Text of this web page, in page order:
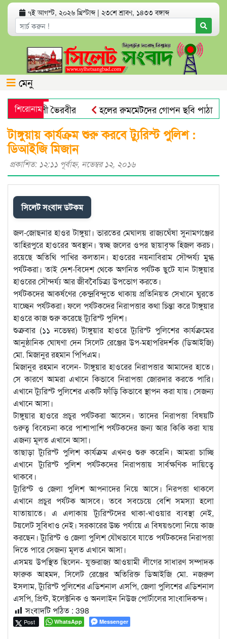
৭ই আগস্ট, ২০২৬ খ্রিস্টাব্দ | ২৩শে শ্রাবণ, ১৪৩৩ বঙ্গাব্দ
মেনু
শিরোনাম
পেহেলী ভৈরবীর
হলের রুমমেটদের গোপন ছবি পাঠাতেন
রেলযাত্রা
দেশের বাজারে বাড়ল স্বর্ণের দাম
টাঙ্গুয়ায় কার্যক্রম শুরু করবে ট্যুরিস্ট পুলিশ :
ডিআইজি মিজান
প্রকাশিত: ১২:১১ পূর্বাহ্ণ, নভেম্বর ১২, ২০১৬
সিলেট সংবাদ ডটকম
জল-জোছনার হাওর টাঙ্গুয়া। ভারতের মেঘালয় রাজ্যঘেঁষা সুনামগঞ্জের
তাহিরপুরে হাওরের অবস্থান। স্বচ্ছ জলের ওপর ছায়াবৃক্ষ হিজল করচ।
রয়েছে অতিথি পাখির কলতান। হাওরের নয়নাবিরাম সৌন্দর্য্য মুগ্ধ
পর্যটকরা। তাই দেশ-বিদেশ থেকে অগনিত পর্যটক ছুটে যান টাঙ্গুয়ার
হাওরের সৌন্দর্য্য আর জীববৈচিত্র্য উপভোগ করতে।
পর্যটকদের আকর্ষণের কেন্দ্রবিন্দুতে থাকায় প্রতিনিয়ত সেখানে ঘুরতে
যাচ্ছেন পর্যটকরা। ফলে পর্যটকদের নিরাপত্তার কথা চিন্তা করে টাঙ্গুয়ার
হাওরে কাজ শুরু করেছে ট্যুরিস্ট পুলিশ।
শুক্রবার (১১ নভেম্বর) টাঙ্গুয়ার হাওরে ট্যুরিস্ট পুলিশের কার্যক্রমের
আনুষ্ঠানিক ঘোষণা দেন সিলেট রেঞ্জের উপ-মহাপরিদর্শক (ডিআইজি)
মো. মিজানুর রহমান পিপিএম।
মিজানুর রহমান বলেন- টাঙ্গুয়ার হাওরের নিরাপত্তার আমাদের হাতে।
সে কারণে আমরা এখানে কিভাবে নিরাপত্তা জোরদার করতে পারি।
এখানে ট্যুরিস্ট পুলিশের একটি ফাঁড়ি কিভাবে স্থাপন করা যায়। সেজন্য
এখানে আসা।
টাঙ্গুয়ার হাওরে প্রচুর পর্যটকরা আসেন। তাদের নিরাপত্তা বিষয়টি
গুরুত্ব বিবেচনা করে পাশাপাশি পর্যটকদের জন্য আর কিকি করা যায়
এজন্য মূলত এখানে আসা।
তাছাড়া ট্যুরিস্ট পুলিশ কার্যক্রম এখনও শুরু করেনি। আমরা চাচ্ছি
এখানে ট্যুরিস্ট পুলিশ পর্যটকদের নিরাপত্তায় সার্বক্ষণিক দায়িত্বে
থাকবে।
ট্যুরিস্ট ও জেলা পুলিশ আপনাদের নিয়ে আসে। নিরপত্তা থাকলে
এখানে প্রচুর পর্যটক আসবে। তবে সবচেয়ে বেশি সমস্যা হলো
যাতায়াতে। এ এলাকায় ট্যুরিস্টদের থাকা-খাওয়ার ব্যবস্থা নেই,
টয়লেট সুবিধাও নেই। সরকারের উচ্চ পর্যায়ে এ বিষয়গুলো নিয়ে কাজ
করছেন। ট্যুরিস্ট ও জেলা পুলিশ যৌথভাবে যাতে পর্যটকদের নিরাপত্তা
দিতে পারে সেজন্য মূলত এখানে আসা।
এসময় উপস্থিত ছিলেন- যুক্তরাজ্য আওয়ামী লীগের সাধারণ সম্পাদক
ফারুক আহমদ, সিলেট রেঞ্জের অতিরিক্ত ডিআইজি মো. নজরুল
ইসলাম, ট্যুরিস্ট পুলিশের এডিশনাল এসপি, জেলা পুলিশের এডিশনাল
এসপি, প্রিন্ট, ইলেক্টনিক ও অনলাইন নিউজ পোর্টালের সাংবাদিকন্দ।
সংবাদটি পঠিত : 398
Post WhatsApp Messenger